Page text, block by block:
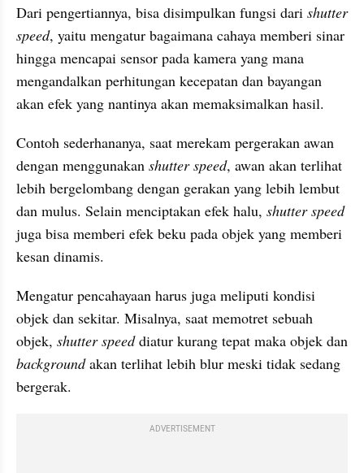
Dari pengertiannya, bisa disimpulkan fungsi dari shutter
speed, yaitu mengatur bagaimana cahaya memberi sinar
hingga mencapai sensor pada kamera yang mana
mengandalkan perhitungan kecepatan dan bayangan
akan efek yang nantinya akan memaksimalkan hasil.
Contoh sederhananya, saat merekam pergerakan awan
dengan menggunakan shutter speed, awan akan terlihat
lebih bergelombang dengan gerakan yang lebih lembut
dan mulus. Selain menciptakan efek halu, shutter speed
juga bisa memberi efek beku pada objek yang memberi
kesan dinamis.
Mengatur pencahayaan harus juga meliputi kondisi
objek dan sekitar. Misalnya, saat memotret sebuah
objek, shutter speed
background akan terlihat lebih blur meski tidak sedang
bergerak.
ADVERTISEMENT